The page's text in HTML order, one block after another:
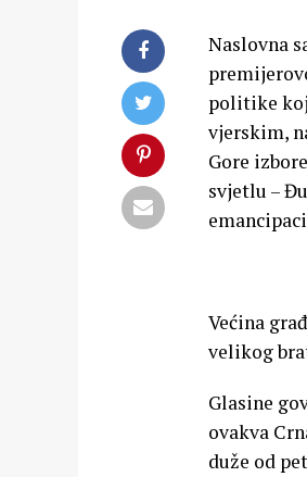
Naslovna
politike
vjerskim,
Gore
svjetlu –
Većina
velikog
Glasine
ovakva
duže od